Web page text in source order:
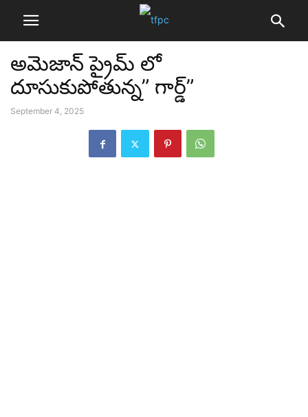
అమెజాన్ ప్రైమ్ లో
దూసుకుపోతున్న” గార్డ్”
September 4, 2025